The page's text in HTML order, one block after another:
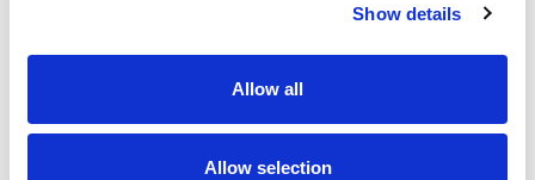
Show details
Allow all
Allow selection
Usato